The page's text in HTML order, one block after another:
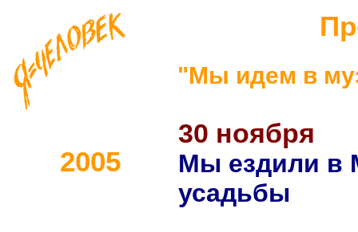
"Мы идем в
2005
30 ноября
Мы ездили в
усадьбы